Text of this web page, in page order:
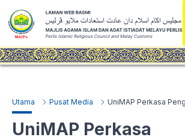
Utama Pusat Media
UniMAP Perkasa